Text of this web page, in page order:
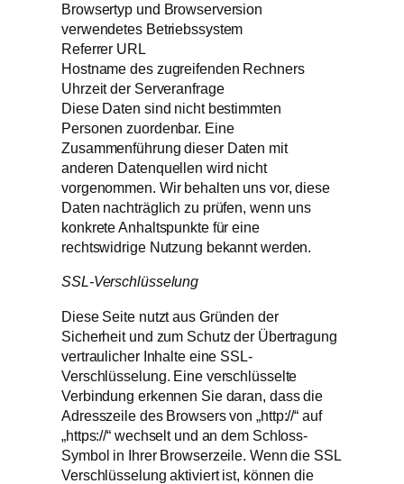
Browsertyp und Browserversion
verwendetes Betriebssystem
Referrer URL
Hostname des zugreifenden Rechners
Uhrzeit der Serveranfrage
Diese Daten sind nicht bestimmten
Personen zuordenbar. Eine
Zusammenführung dieser Daten mit
anderen Datenquellen wird nicht
vorgenommen. Wir behalten uns vor, diese
Daten nachträglich zu prüfen, wenn uns
konkrete Anhaltspunkte für eine
rechtswidrige Nutzung bekannt werden.
SSL-Verschlüsselung
Diese Seite nutzt aus Gründen der
Sicherheit und zum Schutz der Übertragung
vertraulicher Inhalte eine SSL-
Verschlüsselung. Eine verschlüsselte
Verbindung erkennen Sie daran, dass die
Adresszeile des Browsers von „http://“ auf
„https://“ wechselt und an dem Schloss-
Symbol in Ihrer Browserzeile. Wenn die SSL
Verschlüsselung aktiviert ist, können die